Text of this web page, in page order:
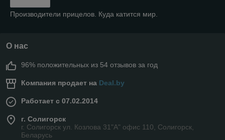
Производители прицелов. Куда катится мир.
О нас
96% положительных из 54 отзывов за год
Компания продает на Deal.by
Работает с 07.02.2014
г. Солигорск
г. Солигорск ул. Козлова 31"А" офис 110, Солигорск,
Беларусь